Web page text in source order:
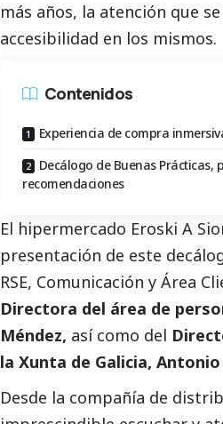
más años, la atención que
accesibilidad en los mismos.
Contenidos
Experiencia de compra
Decálogo de Buenas Prácticas,
recomendaciones
El hipermercado Eroski A
presentación de este
RSE, Comunicación y Área
Directora del área de
Méndez, así como del
la Xunta de Galicia,
Desde la compañía de